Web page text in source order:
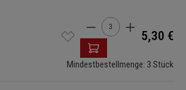
Produkt Anzahl: Gib
5,30 €
Mindestbestellmenge: 3 Stück